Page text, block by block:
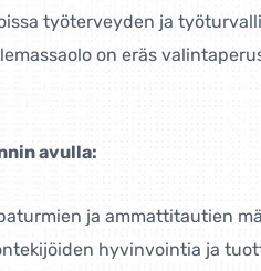
työterveyden ja
on eräs
avulla:
ja ammattitautien
hyvinvointia ja